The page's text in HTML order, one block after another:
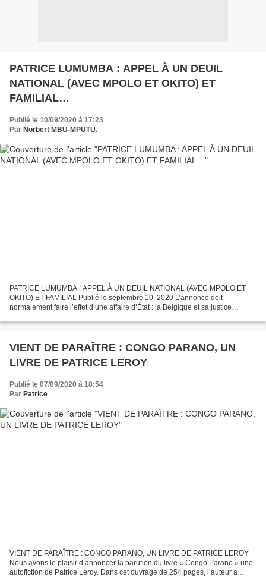
PATRICE LUMUMBA : APPEL À UN DEUIL
NATIONAL (AVEC MPOLO ET OKITO) ET
FAMILIAL…
Publié le 10/09/2020 à 17:23
Par Norbert MBU-MPUTU.
PATRICE LUMUMBA : APPEL À UN DEUIL NATIONAL (AVEC MPOLO ET
OKITO) ET FAMILIAL Publié le septembre 10, 2020 L’annonce doit
normalement faire l’effet d’une affaire d’État : la Belgique et sa justice
VIENT DE PARAÎTRE : CONGO PARANO, UN
LIVRE DE PATRICE LEROY
Publié le 07/09/2020 à 18:54
Par Patrice
VIENT DE PARAÎTRE : CONGO PARANO, UN LIVRE DE PATRICE LEROY
Nous avons le plaisir d’annoncer la parution du livre « Congo Parano » une
autofiction de Patrice Leroy. Dans cet ouvrage de 254 pages, l’auteur a